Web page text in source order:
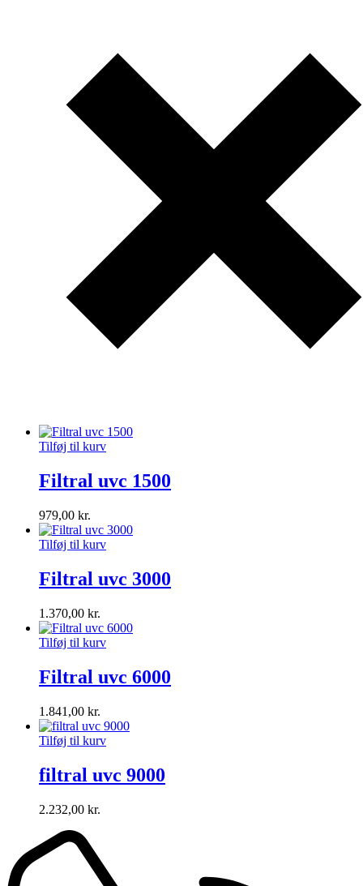
Tilføj til kurv
Filtral uvc 1500
979,00 kr.
Tilføj til kurv
Filtral uvc 3000
1.370,00 kr.
Tilføj til kurv
Filtral uvc 6000
1.841,00 kr.
Tilføj til kurv
filtral uvc 9000
2.232,00 kr.